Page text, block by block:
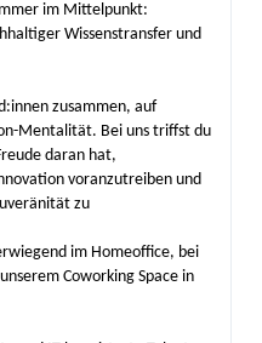
im Mittelpunkt:
Wissenstransfer und
zusammen, auf
Mentalität. Bei uns triffst du
daran hat,
voranzutreiben und
zu
im Homeoffice, bei
Coworking Space in